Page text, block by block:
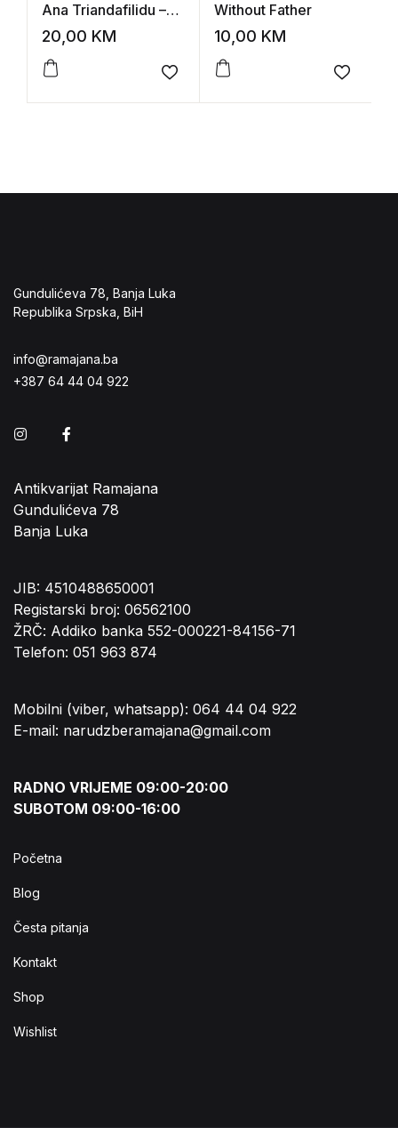
Ana Triandafilidu –
Transkulturna Evropa
20,00 KM
Add to wishlist
Without Father
10,00 KM
Add to
Gundulićeva 78, Banja Luka
Republika Srpska, BiH
info@ramajana.ba
+387 64 44 04 922
Instagram
Antikvarijat Ramajana
Gundulićeva 78
Banja Luka
JIB: 4510488650001
Registarski broj: 06562100
ŽRČ: Addiko banka 552-000221-84156-71
Telefon: 051 963 874
Mobilni (viber, whatsapp): 064 44 04 922
E-mail: narudzberamajana@gmail.com
RADNO VRIJEME 09:00-20:00
SUBOTOM 09:00-16:00
Početna
Blog
Česta pitanja
Kontakt
Shop
Wishlist